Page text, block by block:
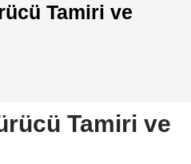
Tamiri ve
Tamiri ve